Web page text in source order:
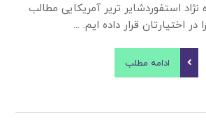
نژاد استفوردشایر تریر آمریکایی مطالب
در اختیارتان قرار داده ایم. ...
ادامه مطلب